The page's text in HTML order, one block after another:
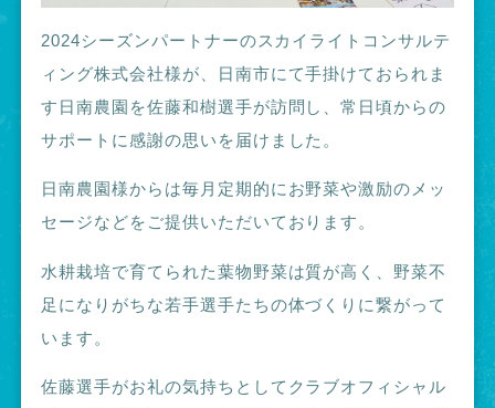
2024シーズンパートナーのスカイライトコンサルテ
ィング株式会社様が、日南市にて手掛けておられま
す日南農園を佐藤和樹選手が訪問し、常日頃からの
サポートに感謝の思いを届けました。
日南農園様からは毎月定期的にお野菜や激励のメッ
セージなどをご提供いただいております。
水耕栽培で育てられた葉物野菜は質が高く、野菜不
足になりがちな若手選手たちの体づくりに繋がって
います。
佐藤選手がお礼の気持ちとしてクラブオフィシャル